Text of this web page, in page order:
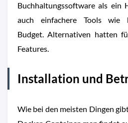
Buchhaltungssoftware als ein
auch einfachere Tools wie
Budget. Alternativen hatten
Features.
Installation und
Wie bei den meisten Dingen